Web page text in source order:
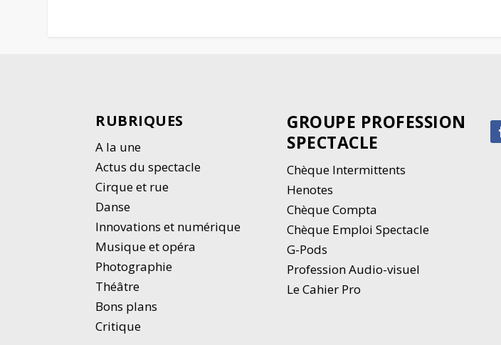
RUBRIQUES
A la une
Actus du spectacle
Cirque et rue
Danse
Innovations et numérique
Musique et opéra
Photographie
Théâtre
Bons plans
Critique
GROUPE PROFESSION
SPECTACLE
Chèque Intermittents
Henotes
Chèque Compta
Chèque Emploi Spectacle
G-Pods
Profession Audio-visuel
Le Cahier Pro